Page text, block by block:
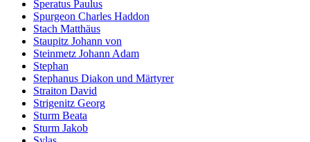
Speratus Paulus
Spurgeon Charles Haddon
Stach Matthäus
Staupitz Johann von
Steinmetz Johann Adam
Stephan
Stephanus Diakon und Märtyrer
Straiton David
Strigenitz Georg
Sturm Beata
Sturm Jakob